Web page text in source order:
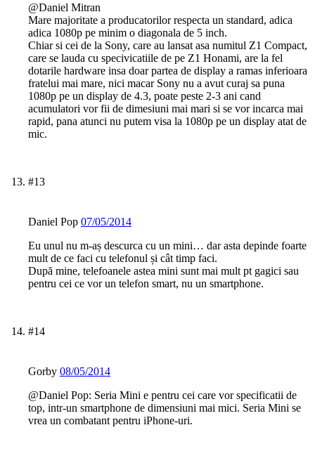
@Daniel Mitran
Mare majoritate a producatorilor respecta un standard, adica
adica 1080p pe minim o diagonala de 5 inch.
Chiar si cei de la Sony, care au lansat asa numitul Z1 Compact,
care se lauda cu specivicatiile de pe Z1 Honami, are la fel
dotarile hardware insa doar partea de display a ramas inferioara
fratelui mai mare, nici macar Sony nu a avut curaj sa puna
1080p pe un display de 4.3, poate peste 2-3 ani cand
acumulatori vor fii de dimesiuni mai mari si se vor incarca mai
rapid, pana atunci nu putem visa la 1080p pe un display atat de
mic.
#13
Daniel Pop 07/05/2014
Eu unul nu m-aș descurca cu un mini… dar asta depinde foarte
mult de ce faci cu telefonul și cât timp faci.
După mine, telefoanele astea mini sunt mai mult pt gagici sau
pentru cei ce vor un telefon smart, nu un smartphone.
#14
Gorby 08/05/2014
@Daniel Pop: Seria Mini e pentru cei care vor specificatii de
top, intr-un smartphone de dimensiuni mai mici. Seria Mini se
vrea un combatant pentru iPhone-uri.